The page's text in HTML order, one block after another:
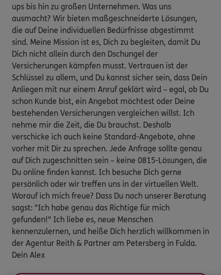
ups bis hin zu großen Unternehmen. Was uns
ausmacht? Wir bieten maßgeschneiderte Lösungen,
die auf Deine individuellen Bedürfnisse abgestimmt
sind. Meine Mission ist es, Dich zu begleiten, damit Du
Dich nicht allein durch den Dschungel der
Versicherungen kämpfen musst. Vertrauen ist der
Schlüssel zu allem, und Du kannst sicher sein, dass Dein
Anliegen mit nur einem Anruf geklärt wird – egal, ob Du
schon Kunde bist, ein Angebot möchtest oder Deine
bestehenden Versicherungen vergleichen willst. Ich
nehme mir die Zeit, die Du brauchst. Deshalb
verschicke ich auch keine Standard-Angebote, ohne
vorher mit Dir zu sprechen. Jede Anfrage sollte genau
auf Dich zugeschnitten sein – keine 0815-Lösungen, die
Du online finden kannst. Ich besuche Dich gerne
persönlich oder wir treffen uns in der virtuellen Welt.
Worauf ich mich freue? Dass Du nach unserer Beratung
sagst: "Ich habe genau das Richtige für mich
gefunden!" Ich liebe es, neue Menschen
kennenzulernen, und heiße Dich herzlich willkommen in
der Agentur Reith & Partner am Petersberg in Fulda.
Dein Alex